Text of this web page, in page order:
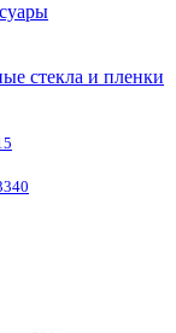
стекла и пленки